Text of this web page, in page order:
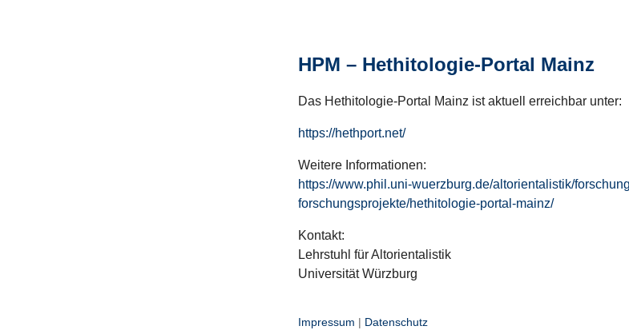
HPM – Hethitologie-Portal Mainz
Das Hethitologie-Portal Mainz ist aktuell erreichbar unter:
https://hethport.net/
Weitere Informationen:
https://www.phil.uni-wuerzburg.de/altorientalistik/
forschungsprojekte/hethitologie-portal-mainz/
Kontakt:
Lehrstuhl für Altorientalistik
Universität Würzburg
Impressum | Datenschutz